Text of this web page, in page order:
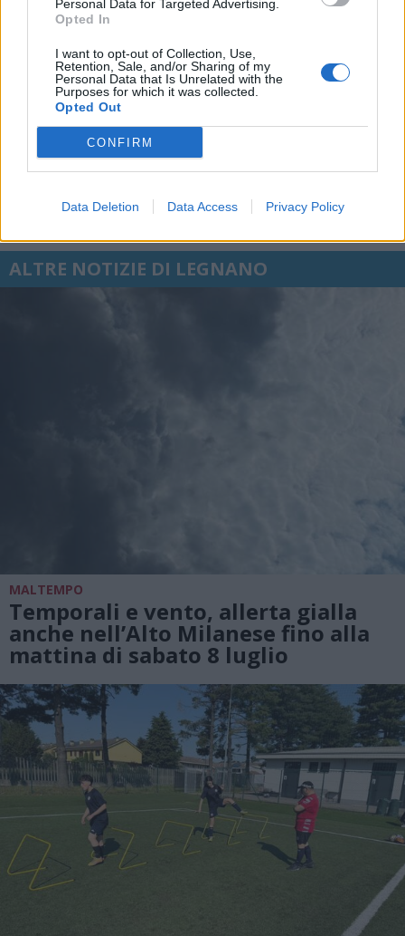
Personal Data for Targeted Advertising.
Opted In
I want to opt-out of Collection, Use,
Retention, Sale, and/or Sharing of my
Personal Data that Is Unrelated with the
Purposes for which it was collected.
Opted Out
CONFIRM
Data Deletion Data Access Privacy Policy
ALTRE NOTIZIE DI LEGNANO
MALTEMPO
Temporali e vento, allerta gialla
anche nell’Alto Milanese fino alla
mattina di sabato 8 luglio